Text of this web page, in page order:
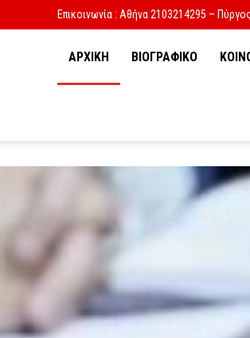
Επικοινωνία : Αθήνα 2103214295 –
ΑΡΧΙΚΗ ΒΙΟΓΡΑΦΙΚΟ